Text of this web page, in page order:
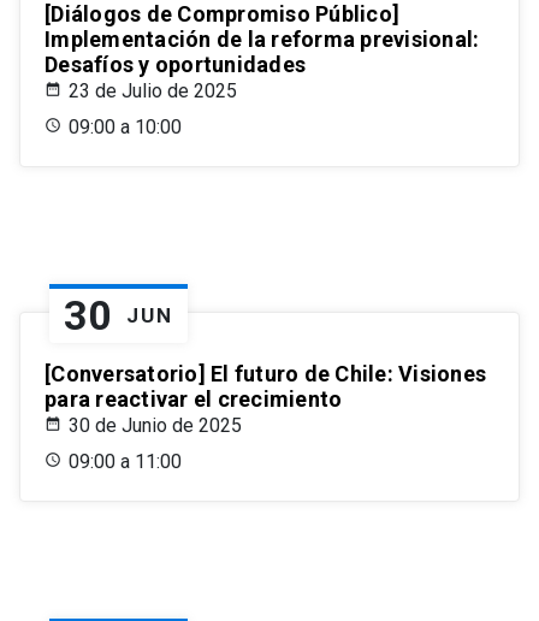
[Diálogos de Compromiso Público]
Implementación de la reforma previsional:
Desafíos y oportunidades
23 de Julio de 2025
09:00 a 10:00
30 JUN
[Conversatorio] El futuro de Chile: Visiones
para reactivar el crecimiento
30 de Junio de 2025
09:00 a 11:00